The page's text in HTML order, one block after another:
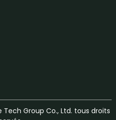
Group Co., Ltd. tous droits